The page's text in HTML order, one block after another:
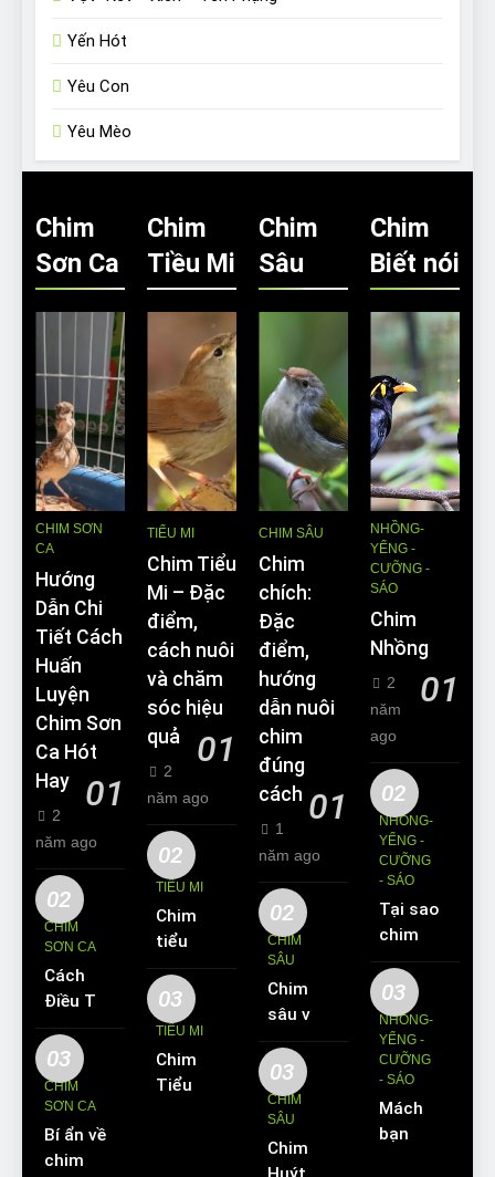
Yến Hót
Yêu Con
Yêu Mèo
Chim
Sơn Ca
CHIM SƠN
CA
Hướng
Dẫn Chi
Tiết Cách
Huấn
Luyện
Chim Sơn
Ca Hót
Hay
01
2
năm ago
02
CHIM
SƠN CA
Cách
Điều Trị
Hiệu
Quả
Các
Bệnh
Thường
Gặp Ở
03
CHIM
SƠN CA
Bí ẩn về
chim
Chim
Tiều Mi
TIỂU MI
Chim Tiểu
Mi – Đặc
điểm,
cách nuôi
và chăm
sóc hiệu
quả
01
2
năm ago
02
TIỂU MI
Chim
tiểu mi
ăn gì?
Kinh
nghiệm
chim
tiểu mi
03
TIỂU MI
Chim
Tiểu Mi
Chim
Sâu
CHIM SÂU
Chim
chích:
Đặc
điểm,
hướng
dẫn nuôi
chim
đúng
cách 01
1
năm ago
02
CHIM
SÂU
Chim
sâu và
những
thông
tin cơ
bản về
loài
chim
03
CHIM
SÂU
Chim
Chim
Biết nói
NHỒNG-
YỂNG -
CƯỠNG -
SÁO
Chim
Nhồng
01
2
năm
ago
02
NHỒNG-
YỂNG -
CƯỠNG
- SÁO
Tại sao
chim
Sáo lại
được
yêu
thích
nuôi
làm thú
cưng?
03
NHỒNG-
YỂNG -
CƯỠNG
- SÁO
Mách
bạn